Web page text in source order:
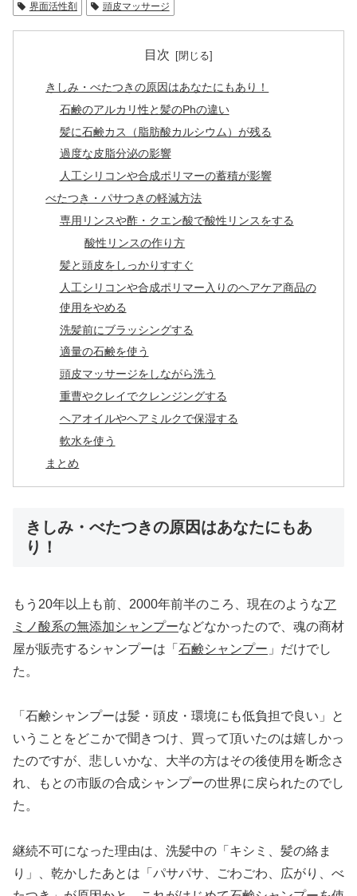
界面活性剤
頭皮マッサージ
目次
きしみ・べたつきの原因はあなたにもあり！
石鹸のアルカリ性と髪のPhの違い
髪に石鹸カス（脂肪酸カルシウム）が残る
過度な皮脂分泌の影響
人工シリコンや合成ポリマーの蓄積が影響
べたつき・パサつきの軽減方法
専用リンスや酢・クエン酸で酸性リンスをする
酸性リンスの作り方
髪と頭皮をしっかりすすぐ
人工シリコンや合成ポリマー入りのヘアケア商品の
使用をやめる
洗髪前にブラッシングする
適量の石鹸を使う
頭皮マッサージをしながら洗う
重曹やクレイでクレンジングする
ヘアオイルやヘアミルクで保湿する
軟水を使う
まとめ
きしみ・べたつきの原因はあなたにもあ
り！
もう20年以上も前、2000年前半のころ、現在のようなア
ミノ酸系の無添加シャンプーなどなかったので、魂の商材
屋が販売するシャンプーは「 石鹸シャンプー 」だけでし
た。
「石鹸シャンプーは髪・頭皮・環境にも低負担で良い」と
いうことをどこかで聞きつけ、買って頂いたのは嬉しかっ
たのですが、悲しいかな、大半の方はその後使用を断念さ
れ、もとの市販の合成シャンプーの世界に戻られたのでし
た。
継続不可になった理由は、洗髪中の「キシミ、髪の絡ま
り」、乾かしたあとは「パサパサ、ごわごわ、広がり、べ